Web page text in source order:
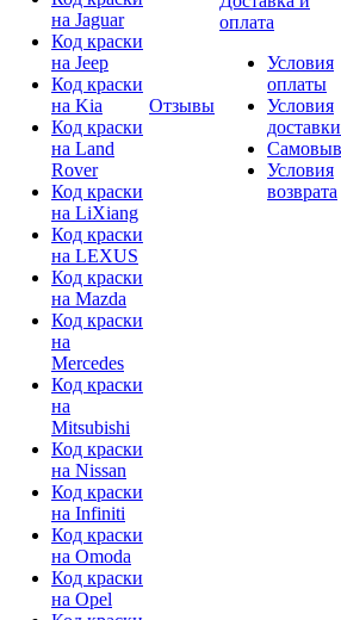
на Jaguar
Код краски
на Jeep
Код краски
на Kia
Код краски
на Land
Rover
Код краски
на LiXiang
Код краски
на LEXUS
Код краски
на Mazda
Код краски
на
Mercedes
Код краски
на
Mitsubishi
Код краски
на Nissan
Код краски
на Infiniti
Код краски
на Omoda
Код краски
на Opel
Отзывы
оплата
Условия
оплаты
Условия
доставки
Условия
возврата